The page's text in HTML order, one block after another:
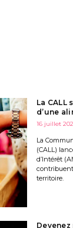
La
d’une
16 juillet
La
(CALL)
d’Intérêt
territoire.